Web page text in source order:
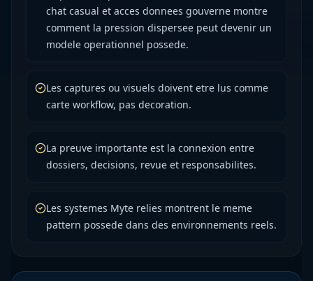
chat casual et acces donnees gouverne montre
comment la pression dispersee peut devenir un
modele operationnel possede.
Les captures ou visuels doivent etre lus comme
carte workflow, pas decoration.
La preuve importante est la connexion entre
dossiers, decisions, revue et responsabilites.
Les systemes Myte relies montrent le meme
pattern possede dans des environnements reels.